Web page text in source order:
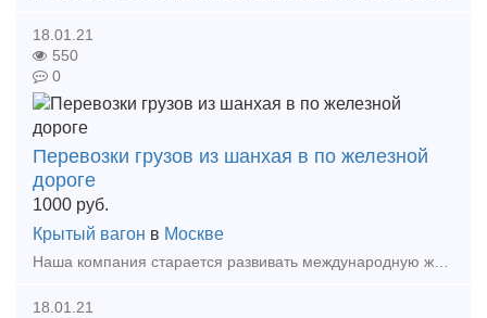
18.01.21
550
0
Перевозки грузов из шанхая в по железной
дороге
1000 руб.
Крытый вагон в Москве
Наша компания старается развивать международную железнодорожную перевозку,предоставляем услуги по перевозке контейнеров и повагонной перевозки от разных городов Китая в Казахстане,Узбекистане,
18.01.21